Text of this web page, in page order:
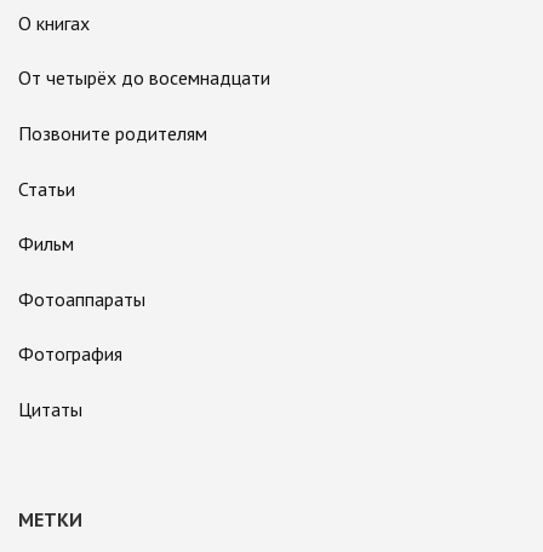
О книгах
От четырёх до восемнадцати
Позвоните родителям
Статьи
Фильм
Фотоаппараты
Фотография
Цитаты
МЕТКИ